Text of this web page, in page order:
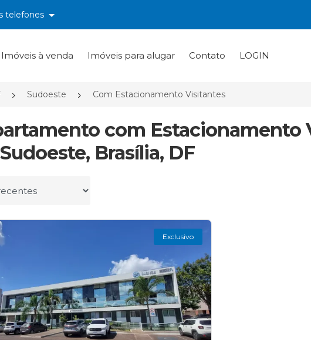
telefones
Imóveis à venda Imóveis para alugar Contato LOGIN
Sudoeste Com Estacionamento Visitantes
com Estacionamento
Brasília, DF
por
Exclusivo